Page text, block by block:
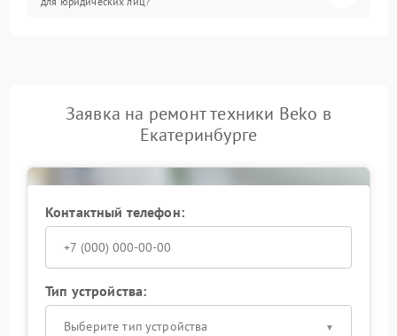
Заявка на ремонт техники Beko в
Екатеринбурге
Контактный телефон:
Тип устройства:
Выберите тип устройства